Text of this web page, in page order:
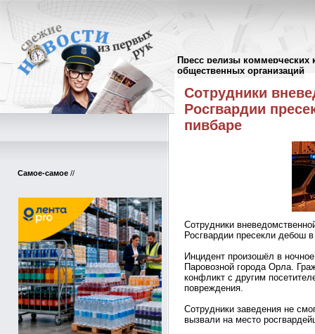
Пресс релизы коммерческих
общественных организаций
Самое-самое //
Пресс-релизы//
Сотрудники
Росгвардии
пивбаре
Сотрудники
Росгвардии пресекли дебош
Инцидент произошёл в
Паровозной города Орла.
конфликт с другим
повреждения.
Сотрудники заведения не
вызвали на место